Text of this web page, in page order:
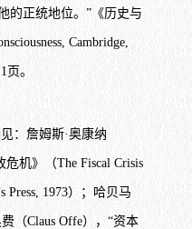
正统地位。”《历史与
Cambridge,
。
：詹姆斯·奥康纳
危机》（The Fiscal Crisis
Press, 1973）；哈贝马
（Claus Offe），“资本